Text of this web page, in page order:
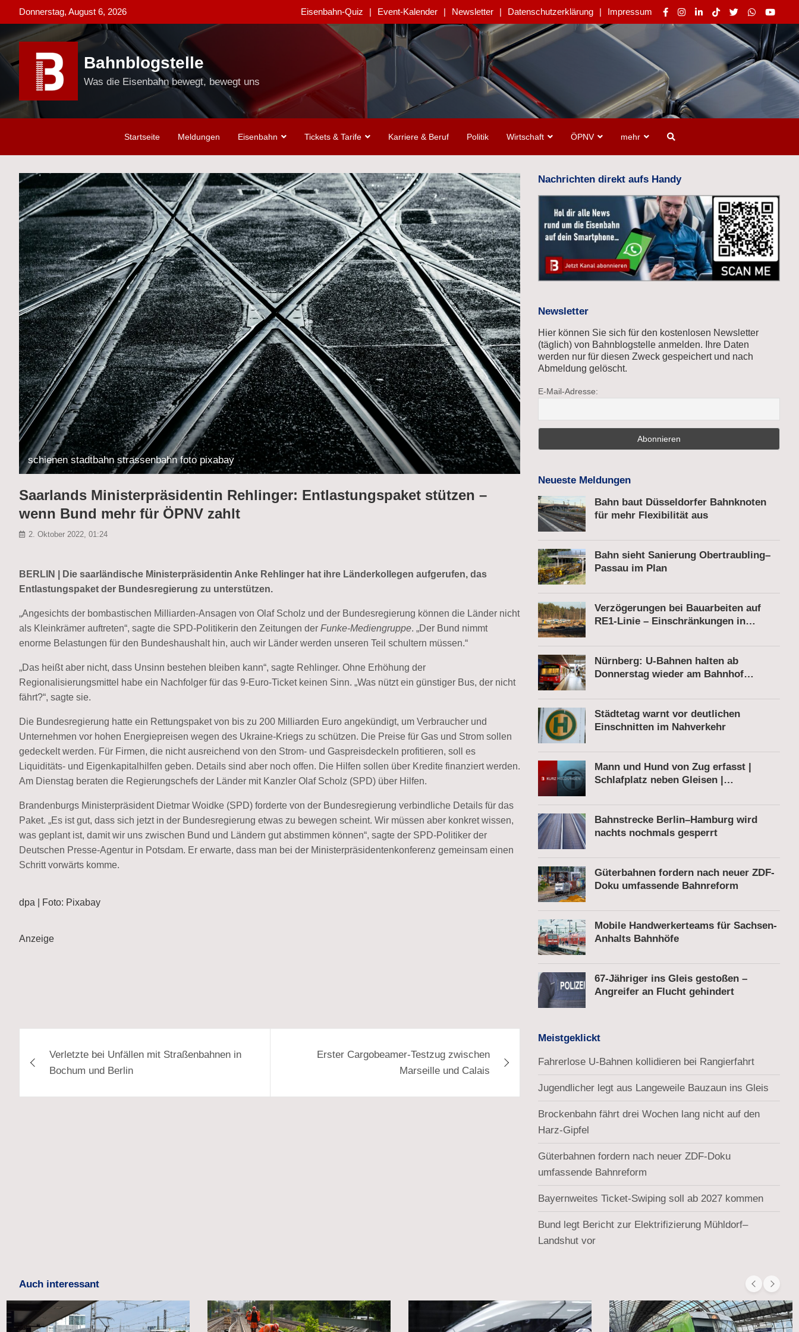
to
content
Donnerstag, August 6, 2026 Eisenbahn-Quiz Event-Kalender Newsletter Datenschutzerklärung Impressum
Bahnblogstelle
Was die Eisenbahn bewegt, bewegt uns
Startseite Meldungen Eisenbahn Tickets & Tarife Karriere & Beruf Politik Wirtschaft ÖPNV mehr
schienen stadtbahn strassenbahn foto pixabay
Saarlands Ministerpräsidentin Rehlinger: Entlastungspaket stützen –
wenn Bund mehr für ÖPNV zahlt
2. Oktober 2022, 01:24
BERLIN | Die saarländische Ministerpräsidentin Anke Rehlinger hat ihre Länderkollegen aufgerufen, das
Entlastungspaket der Bundesregierung zu unterstützen.
„Angesichts der bombastischen Milliarden-Ansagen von Olaf Scholz und der Bundesregierung können die Länder nicht
als Kleinkrämer auftreten“, sagte die SPD-Politikerin den Zeitungen der Funke-Mediengruppe. „Der Bund nimmt
enorme Belastungen für den Bundeshaushalt hin, auch wir Länder werden unseren Teil schultern müssen.“
„Das heißt aber nicht, dass Unsinn bestehen bleiben kann“, sagte Rehlinger. Ohne Erhöhung der
Regionalisierungsmittel habe ein Nachfolger für das 9-Euro-Ticket keinen Sinn. „Was nützt ein günstiger Bus, der nicht
fährt?“, sagte sie.
Die Bundesregierung hatte ein Rettungspaket von bis zu 200 Milliarden Euro angekündigt, um Verbraucher und
Unternehmen vor hohen Energiepreisen wegen des Ukraine-Kriegs zu schützen. Die Preise für Gas und Strom sollen
gedeckelt werden. Für Firmen, die nicht ausreichend von den Strom- und Gaspreisdeckeln profitieren, soll es
Liquiditäts- und Eigenkapitalhilfen geben. Details sind aber noch offen. Die Hilfen sollen über Kredite finanziert werden.
Am Dienstag beraten die Regierungschefs der Länder mit Kanzler Olaf Scholz (SPD) über Hilfen.
Brandenburgs Ministerpräsident Dietmar Woidke (SPD) forderte von der Bundesregierung verbindliche Details für das
Paket. „Es ist gut, dass sich jetzt in der Bundesregierung etwas zu bewegen scheint. Wir müssen aber konkret wissen,
was geplant ist, damit wir uns zwischen Bund und Ländern gut abstimmen können“, sagte der SPD-Politiker der
Deutschen Presse-Agentur in Potsdam. Er erwarte, dass man bei der Ministerpräsidentenkonferenz gemeinsam einen
Schritt vorwärts komme.
dpa | Foto: Pixabay
Anzeige
Verletzte bei Unfällen mit Straßenbahnen in
Bochum und Berlin
Erster Cargobeamer-Testzug zwischen
Marseille und Calais
Nachrichten direkt aufs Handy
Newsletter
Hier können Sie sich für den kostenlosen Newsletter
(täglich) von Bahnblogstelle anmelden. Ihre Daten
werden nur für diesen Zweck gespeichert und nach
Abmeldung gelöscht.
E-Mail-Adresse:
Neueste Meldungen
Bahn baut Düsseldorfer Bahnknoten
für mehr Flexibilität aus
Bahn sieht Sanierung Obertraubling–
Passau im Plan
Verzögerungen bei Bauarbeiten auf
RE1-Linie – Einschränkungen in
Nürnberg: U-Bahnen halten ab
Donnerstag wieder am Bahnhof
Städtetag warnt vor deutlichen
Einschnitten im Nahverkehr
Mann und Hund von Zug erfasst |
Schlafplatz neben Gleisen |
Fußgänger
Bahnstrecke Berlin–Hamburg wird
nachts nochmals gesperrt
Güterbahnen fordern nach neuer ZDF-
Doku umfassende Bahnreform
Mobile Handwerkerteams für Sachsen-
Anhalts Bahnhöfe
67-Jähriger ins Gleis gestoßen –
Angreifer an Flucht gehindert
Meistgeklickt
Fahrerlose U-Bahnen kollidieren bei Rangierfahrt
Jugendlicher legt aus Langeweile Bauzaun ins Gleis
Brockenbahn fährt drei Wochen lang nicht auf den
Harz-Gipfel
Güterbahnen fordern nach neuer ZDF-Doku
umfassende Bahnreform
Bayernweites Ticket-Swiping soll ab 2027 kommen
Bund legt Bericht zur Elektrifizierung Mühldorf–
Landshut vor
Auch interessant